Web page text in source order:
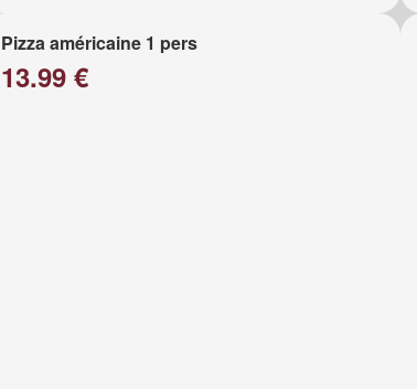
Pizza américaine 1 pers
13.99 €